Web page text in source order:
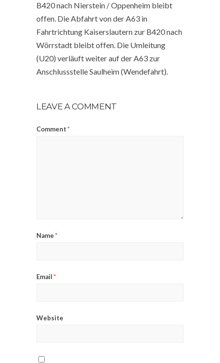
B420 nach Nierstein / Oppenheim bleibt
offen. Die Abfahrt von der A63 in
Fahrtrichtung Kaiserslautern zur B420 nach
Wörrstadt bleibt offen. Die Umleitung
(U20) verläuft weiter auf der A63 zur
Anschlussstelle Saulheim (Wendefahrt).
LEAVE A COMMENT
Comment*
Name*
Email*
Website